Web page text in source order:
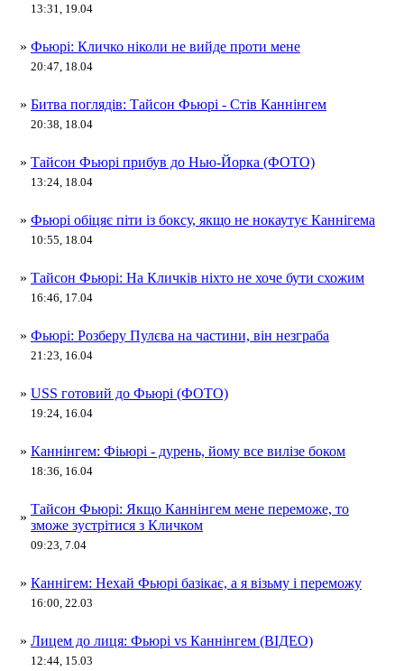
13:31, 19.04
» Фьюрі: Кличко ніколи не вийде проти мене
20:47, 18.04
» Битва поглядів: Тайсон Фьюрі - Стів Каннінгем
20:38, 18.04
» Тайсон Фьюрі прибув до Нью-Йорка (ФОТО)
13:24, 18.04
» Фьюрі обіцяє піти із боксу, якщо не нокаутує Каннігема
10:55, 18.04
» Тайсон Фьюрі: На Кличків ніхто не хоче бути схожим
16:46, 17.04
» Фьюрі: Розберу Пулєва на частини, він незграба
21:23, 16.04
» USS готовий до Фьюрі (ФОТО)
19:24, 16.04
» Каннінгем: Фіьюрі - дурень, йому все вилізе боком
18:36, 16.04
»
Тайсон Фьюрі: Якщо Каннінгем мене переможе, то
зможе зустрітися з Кличком
09:23, 7.04
» Каннігем: Нехай Фьюрі базікає, а я візьму і переможу
16:00, 22.03
» Лицем до лиця: Фьюрі vs Каннінгем (ВІДЕО)
12:44, 15.03